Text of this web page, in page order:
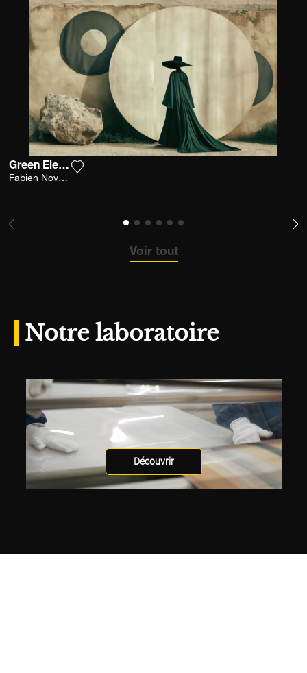
Green Elegance
Fabien Novarino
Voir tout
Notre laboratoire
Découvrir